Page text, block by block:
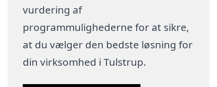
vurdering af
programmulighederne for at sikre,
at du vælger den bedste løsning for
din virksomhed i Tulstrup.